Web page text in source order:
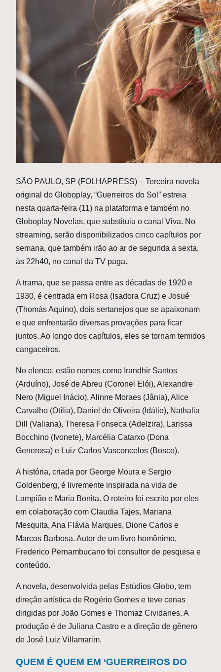
SÃO PAULO, SP (FOLHAPRESS) – Terceira novela
original do Globoplay, “Guerreiros do Sol” estreia
nesta quarta-feira (11) na plataforma e também no
Globoplay Novelas, que substituiu o canal Viva. No
streaming, serão disponibilizados cinco capítulos por
semana, que também irão ao ar de segunda a sexta,
às 22h40, no canal da TV paga.
A trama, que se passa entre as décadas de 1920 e
1930, é centrada em Rosa (Isadora Cruz) e Josué
(Thomás Aquino), dois sertanejos que se apaixonam
e que enfrentarão diversas provações para ficar
juntos. Ao longo dos capítulos, eles se tornam temidos
cangaceiros.
No elenco, estão nomes como Irandhir Santos
(Arduíno), José de Abreu (Coronel Elói), Alexandre
Nero (Miguel Inácio), Alinne Moraes (Jânia), Alice
Carvalho (Otília), Daniel de Oliveira (Idálio), Nathalia
Dill (Valiana), Theresa Fonseca (Adelzira), Larissa
Bocchino (Ivonete), Marcélia Catarxo (Dona
Generosa) e Luiz Carlos Vasconcelos (Bosco).
A história, criada por George Moura e Sergio
Goldenberg, é livremente inspirada na vida de
Lampião e Maria Bonita. O roteiro foi escrito por eles
em colaboração com Claudia Tajes, Mariana
Mesquita, Ana Flávia Marques, Dione Carlos e
Marcos Barbosa. Autor de um livro homônimo,
Frederico Pernambucano foi consultor de pesquisa e
conteúdo.
A novela, desenvolvida pelas Estúdios Globo, tem
direção artística de Rogério Gomes e teve cenas
dirigidas por João Gomes e Thomaz Cividanes. A
produção é de Juliana Castro e a direção de gênero
de José Luiz Villamarim.
QUEM É QUEM EM ‘GUERREIROS DO